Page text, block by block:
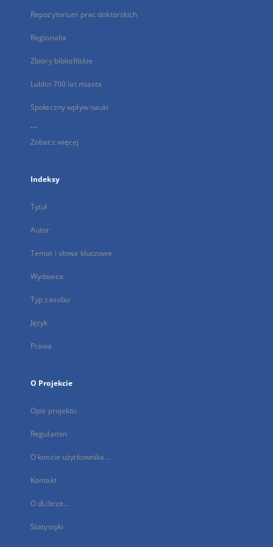
Repozytorium prac doktorskich
Regionalia
Zbiory bibliofilskie
Lublin 700 lat miasta
Społeczny wpływ nauki
...
Zobacz więcej
Indeksy
Tytuł
Autor
Temat i słowa kluczowe
Wydawca
Typ zasobu
Język
Prawa
O Projekcie
Opis projektu
Regulamin
O koncie użytkownika...
Kontakt
O dLibrze...
Statystyki